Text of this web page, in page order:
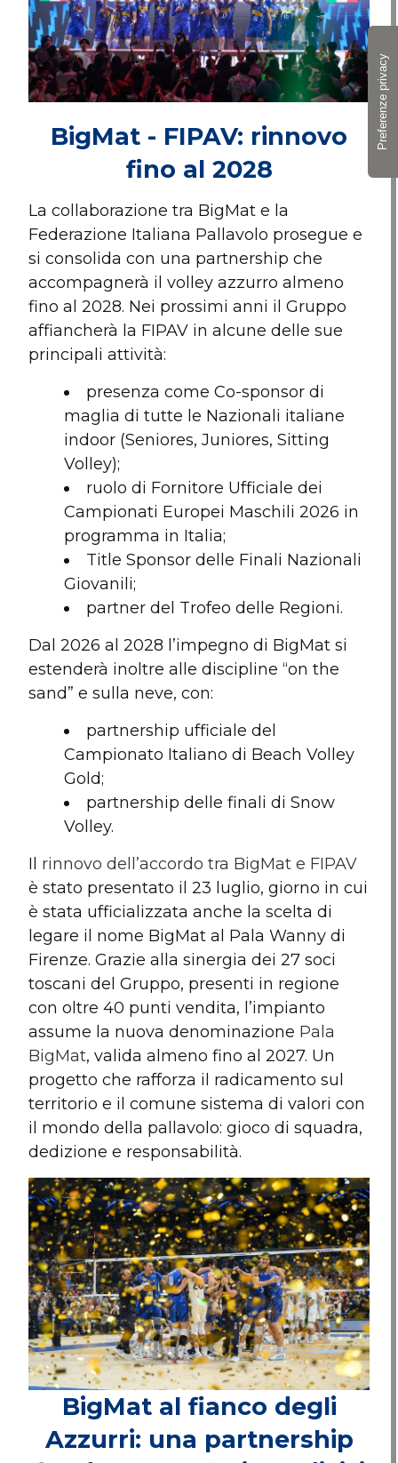
BigMat - FIPAV: rinnovo
fino al 2028
La collaborazione tra BigMat e la
Federazione Italiana Pallavolo prosegue e
si consolida con una partnership che
accompagnerà il volley azzurro almeno
fino al 2028. Nei prossimi anni il Gruppo
affiancherà la FIPAV in alcune delle sue
principali attività:
presenza come Co-sponsor di
maglia di tutte le Nazionali italiane
indoor (Seniores, Juniores, Sitting
Volley);
ruolo di Fornitore Ufficiale dei
Campionati Europei Maschili 2026 in
programma in Italia;
Title Sponsor delle Finali Nazionali
Giovanili;
partner del Trofeo delle Regioni.
Dal 2026 al 2028 l’impegno di BigMat si
estenderà inoltre alle discipline “on the
sand” e sulla neve, con:
partnership ufficiale del
Campionato Italiano di Beach Volley
Gold;
partnership delle finali di Snow
Volley.
Il rinnovo dell’accordo tra BigMat e FIPAV
è stato presentato il 23 luglio, giorno in cui
è stata ufficializzata anche la scelta di
legare il nome BigMat al Pala Wanny di
Firenze. Grazie alla sinergia dei 27 soci
toscani del Gruppo, presenti in regione
con oltre 40 punti vendita, l’impianto
assume la nuova denominazione Pala
BigMat, valida almeno fino al 2027. Un
progetto che rafforza il radicamento sul
territorio e il comune sistema di valori con
il mondo della pallavolo: gioco di squadra,
dedizione e responsabilità.
BigMat al fianco degli
Azzurri: una partnership